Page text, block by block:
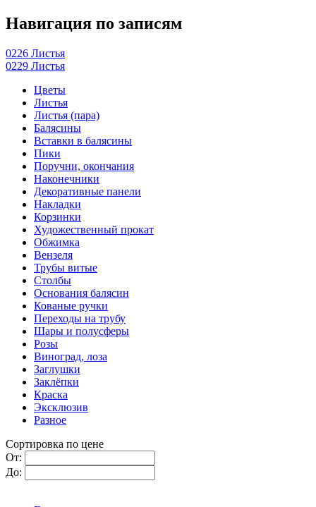
Навигация по записям
0226 Листья
0229 Листья
Цветы
Листья
Листья (пара)
Балясины
Вставки в балясины
Пики
Поручни, окончания
Наконечники
Декоративные панели
Накладки
Корзинки
Художественный прокат
Обжимка
Вензеля
Трубы витые
Столбы
Основания балясин
Кованые ручки
Переходы на трубу
Шары и полусферы
Розы
Виноград, лоза
Заглушки
Заклёпки
Краска
Эксклюзив
Разное
Сортировка по цене
От:
До: